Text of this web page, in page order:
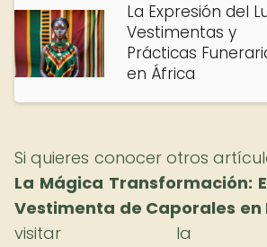
La Expresión del
Vestimentas y
Prácticas
en África
Si quieres conocer otros
La Mágica Transformación:
Vestimenta de Caporales en
visitar la